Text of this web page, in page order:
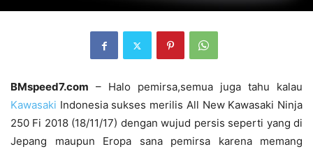
BMspeed7.com – Halo pemirsa,semua juga tahu kalau
Kawasaki Indonesia sukses merilis All New Kawasaki Ninja
250 Fi 2018 (18/11/17) dengan wujud persis seperti yang di
Jepang maupun Eropa sana pemirsa karena memang